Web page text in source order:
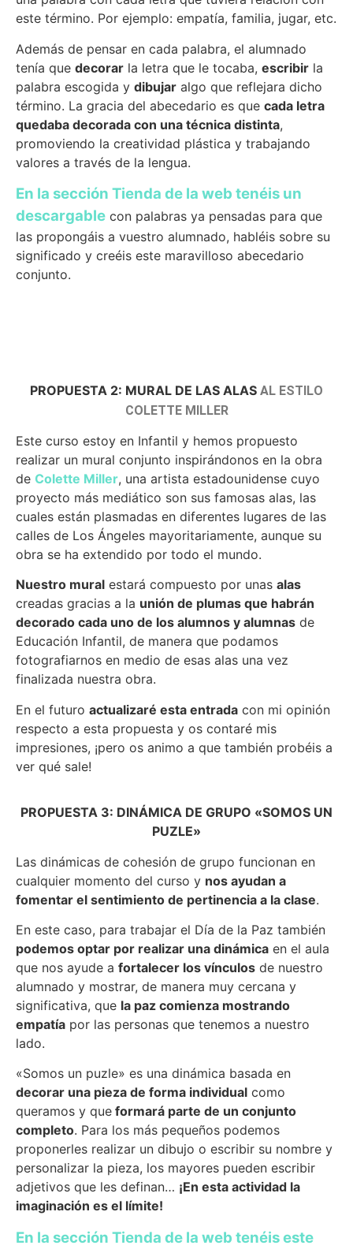
este término. Por ejemplo: empatía, familia, jugar, etc.
Además de pensar en cada palabra, el alumnado
tenía que decorar la letra que le tocaba, escribir la
palabra escogida y dibujar algo que reflejara dicho
término. La gracia del abecedario es que cada letra
quedaba decorada con una técnica distinta,
promoviendo la creatividad plástica y trabajando
valores a través de la lengua.
En la sección Tienda de la web tenéis un
descargable con palabras ya pensadas para que
las propongáis a vuestro alumnado, habléis sobre su
significado y creéis este maravilloso abecedario
conjunto.
PROPUESTA 2: MURAL DE LAS ALAS AL ESTILO
COLETTE MILLER
Este curso estoy en Infantil y hemos propuesto
realizar un mural conjunto inspirándonos en la obra
de Colette Miller, una artista estadounidense cuyo
proyecto más mediático son sus famosas alas, las
cuales están plasmadas en diferentes lugares de las
calles de Los Ángeles mayoritariamente, aunque su
obra se ha extendido por todo el mundo.
Nuestro mural estará compuesto por unas alas
creadas gracias a la unión de plumas que habrán
decorado cada uno de los alumnos y alumnas de
Educación Infantil, de manera que podamos
fotografiarnos en medio de esas alas una vez
finalizada nuestra obra.
En el futuro actualizaré esta entrada con mi opinión
respecto a esta propuesta y os contaré mis
impresiones, ¡pero os animo a que también probéis a
ver qué sale!
PROPUESTA 3: DINÁMICA DE GRUPO «SOMOS UN
PUZLE»
Las dinámicas de cohesión de grupo funcionan en
cualquier momento del curso y nos ayudan a
fomentar el sentimiento de pertinencia a la clase.
En este caso, para trabajar el Día de la Paz también
podemos optar por realizar una dinámica en el aula
que nos ayude a fortalecer los vínculos de nuestro
alumnado y mostrar, de manera muy cercana y
significativa, que la paz comienza mostrando
empatía por las personas que tenemos a nuestro
lado.
«Somos un puzle» es una dinámica basada en
decorar una pieza de forma individual como
queramos y que formará parte de un conjunto
completo. Para los más pequeños podemos
proponerles realizar un dibujo o escribir su nombre y
personalizar la pieza, los mayores pueden escribir
adjetivos que les definan… ¡En esta actividad la
imaginación es el límite!
En la sección Tienda de la web tenéis este